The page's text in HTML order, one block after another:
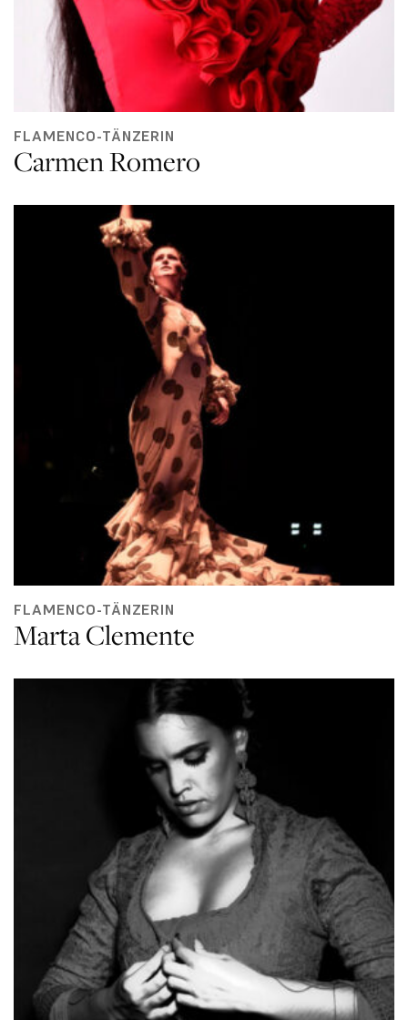
FLAMENCO-TÄNZERIN
Carmen Romero
FLAMENCO-TÄNZERIN
Marta Clemente